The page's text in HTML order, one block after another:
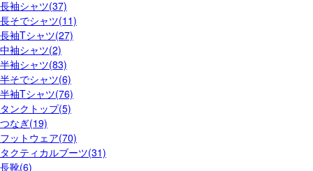
長袖シャツ(37)
長そでシャツ(11)
長袖Tシャツ(27)
中袖シャツ(2)
半袖シャツ(83)
半そでシャツ(6)
半袖Tシャツ(76)
タンクトップ(5)
つなぎ(19)
フットウェア(70)
タクティカルブーツ(31)
長靴(6)